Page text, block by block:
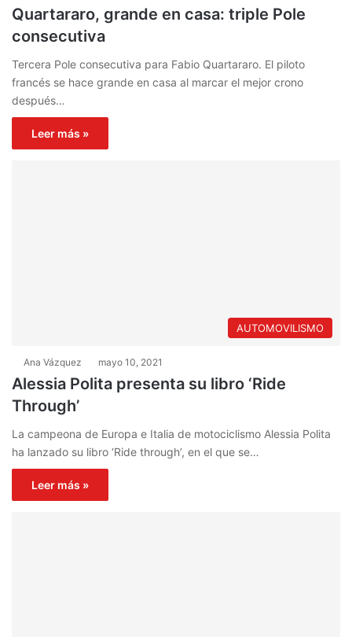
Quartararo, grande en casa: triple Pole
consecutiva
Tercera Pole consecutiva para Fabio Quartararo. El piloto
francés se hace grande en casa al marcar el mejor crono
después…
Leer más »
AUTOMOVILISMO
Ana Vázquez mayo 10, 2021
Alessia Polita presenta su libro ‘Ride
Through’
La campeona de Europa e Italia de motociclismo Alessia Polita
ha lanzado su libro ‘Ride through’, en el que se…
Leer más »